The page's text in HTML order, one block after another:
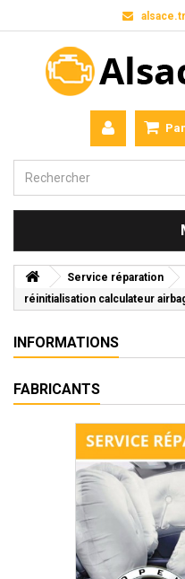
Service réparation
réinitialisation calculateur
INFORMATIONS
FABRICANTS